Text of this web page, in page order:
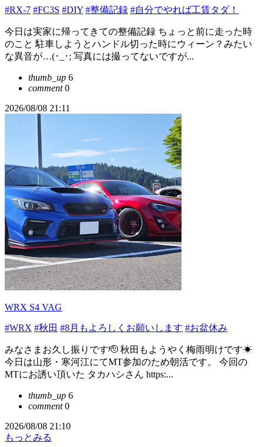
#RX-7 #FC3S #DIY #整備記録 #自分でやれば工賃タダ！
今日は実家に帰ってきての整備記録 ちょっと前に走った時
のこと 駐車しようとハンドル切った時にウィーン？みたい
な異音が…(･_･; 写真には撮ってないですが...
thumb_up 6
comment0
2026/08/08 21:11
WRX S4 VAG
#WRX #秋田 #8月もよろしくお願いします #お盆休み
みなさまお久し振りです🫡 秋田もようやく梅雨明けです☀
今日は山形・寒河江にてMT参加のため朝活です。 今回の
MTにお誘い頂いた タカハシさん https:...
thumb_up 6
comment0
2026/08/08 21:10
もっとみる